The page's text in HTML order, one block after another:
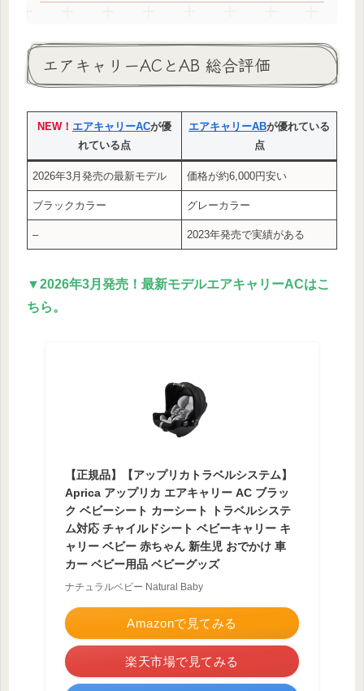
エアキャリーACとAB 総合評価
NEW！ エアキャリーACが優
れている点
エアキャリーABが優れている
点
2026年3月発売の最新モデル 価格が約6,000円安い
ブラックカラー グレーカラー
– 2023年発売で実績がある
▼2026年3月発売！最新モデルエアキャリーACはこ
ちら。
【正規品】【アップリカトラベルシステム】
Aprica アップリカ エアキャリー AC ブラッ
ク ベビーシート カーシート トラベルシステ
ム対応 チャイルドシート ベビーキャリー キ
ャリー ベビー 赤ちゃん 新生児 おでかけ 車
カー ベビー用品 ベビーグッズ
ナチュラルベビー Natural Baby
Amazonで見てみる
楽天市場で見てみる